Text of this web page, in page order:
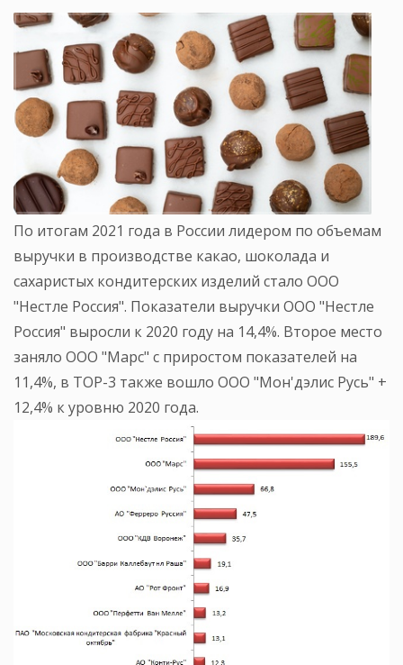
По итогам 2021 года в России лидером по объемам
выручки в производстве какао, шоколада и
сахаристых кондитерских изделий стало ООО
"Нестле Россия". Показатели выручки ООО "Нестле
Россия" выросли к 2020 году на 14,4%. Второе место
заняло ООО "Марс" с приростом показателей на
11,4%, в ТОР-3 также вошло ООО "Мон'дэлис Русь" +
12,4% к уровню 2020 года.